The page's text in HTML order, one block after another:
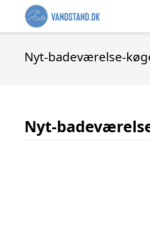
Nyt-badeværelse-
Nyt-